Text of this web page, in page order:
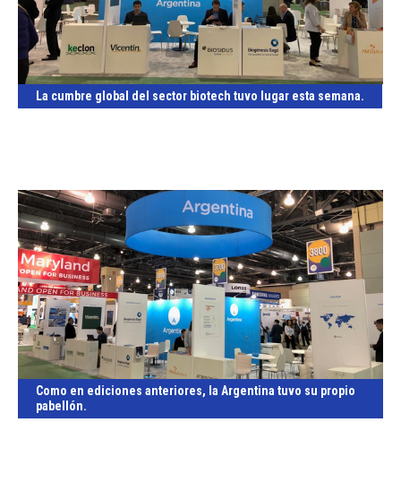
La cumbre global del sector biotech tuvo lugar esta semana.
Como en ediciones anteriores, la Argentina tuvo su propio
pabellón.